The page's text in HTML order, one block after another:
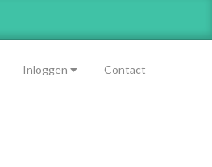
Inloggen Contact